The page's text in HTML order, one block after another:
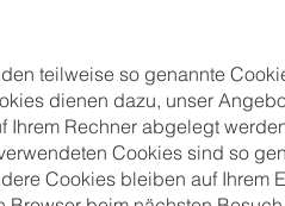
teilweise so genannte
dienen dazu, unser
Ihrem Rechner abgelegt
Cookies sind so
Cookies bleiben auf